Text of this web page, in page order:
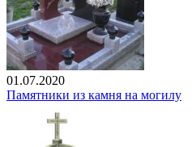
01.07.2020
Памятники из камня на могилу